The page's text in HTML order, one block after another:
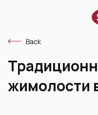
Back
жимолости